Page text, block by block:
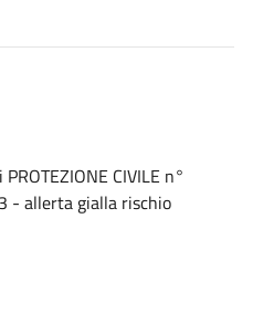
CIVILE n°
- allerta gialla rischio